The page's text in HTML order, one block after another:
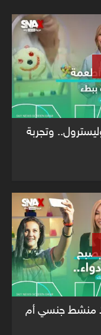
وتجربة
منشط جنسي أم